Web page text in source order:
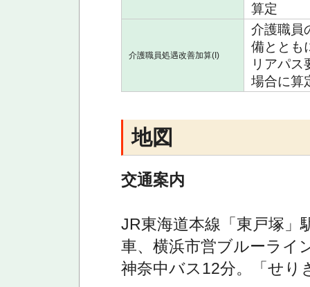
算定
介護職員処遇改善加算(I)
介護職員
備ととも
リアパス
場合に算
地図
交通案内
JR東海道本線「東戸塚」
車、横浜市営ブルーライ
神奈中バス12分。「せり